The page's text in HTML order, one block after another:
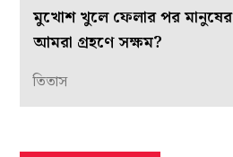
মুখোশ খুলে ফেলার পর মানুষের
আমরা গ্রহণে সক্ষম?
তিতাস